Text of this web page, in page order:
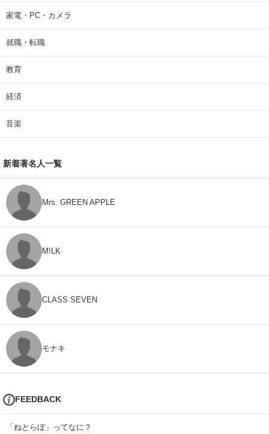
家電・PC・カメラ
就職・転職
教育
経済
音楽
新着著名人一覧
Mrs. GREEN APPLE
M!LK
CLASS SEVEN
モナキ
FEEDBACK
「ねとらぼ」ってなに？